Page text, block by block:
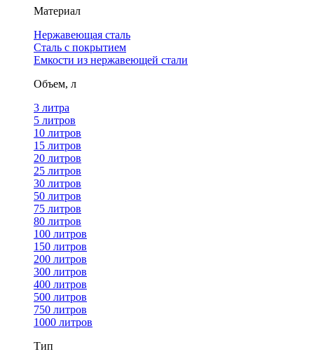
Материал
Нержавеющая сталь
Сталь с покрытием
Емкости из нержавеющей стали
Объем, л
3 литра
5 литров
10 литров
15 литров
20 литров
25 литров
30 литров
50 литров
75 литров
80 литров
100 литров
150 литров
200 литров
300 литров
400 литров
500 литров
750 литров
1000 литров
Тип